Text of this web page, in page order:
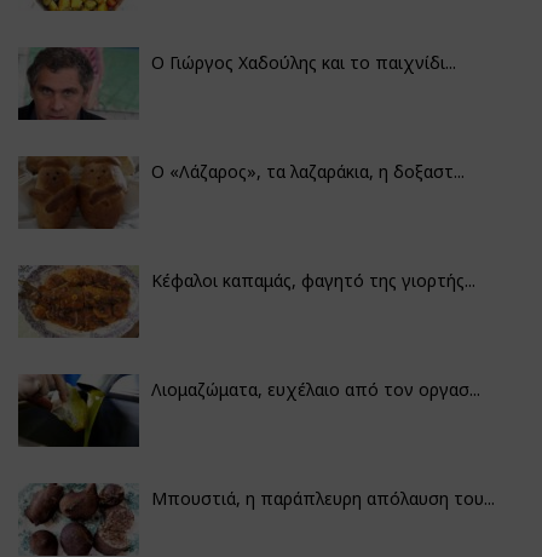
Ο Γιώργος Χαδούλης και το παιχνίδι...
Ο «Λάζαρος», τα λαζαράκια, η δοξαστ...
Κέφαλοι καπαμάς, φαγητό της γιορτής...
Λιομαζώματα, ευχέλαιο από τον οργασ...
Μπουστιά, η παράπλευρη απόλαυση του...